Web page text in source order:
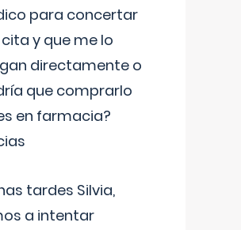
para concertar
y que me lo
directamente o
que comprarlo
en farmacia?
tardes Silvia,
a intentar